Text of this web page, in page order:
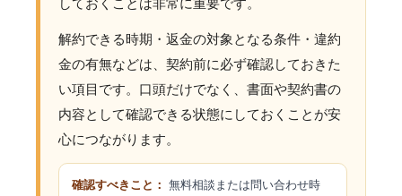
しておくことは非常に重要です。
解約できる時期・返金の対象となる条件・違約
金の有無などは、契約前に必ず確認しておきた
い項目です。口頭だけでなく、書面や契約書の
内容として確認できる状態にしておくことが安
心につながります。
確認すべきこと： 無料相談または問い合わせ時